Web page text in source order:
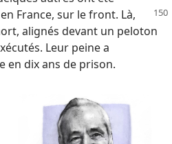
en France, sur le front. Là,
alignés devant un peloton
Leur peine a
en dix ans de prison.